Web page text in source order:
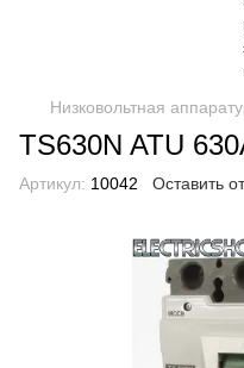
Низковольтная
TS630N ATU
Артикул: 10042 Оставить